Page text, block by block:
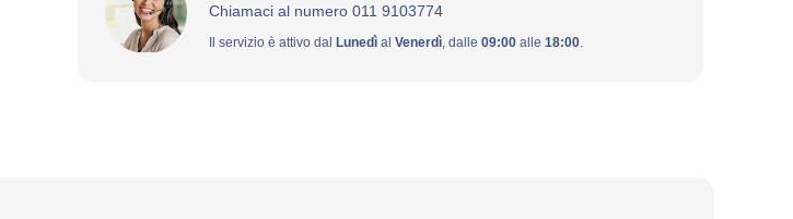
Chiamaci al numero 011 9103774
Il servizio è attivo dal Lunedìal Venerdì, dalle 09:00alle 18:00.